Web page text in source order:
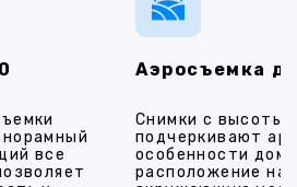
все
Аэросъемка
Снимки с высоты
подчеркивают
особенности
расположение на